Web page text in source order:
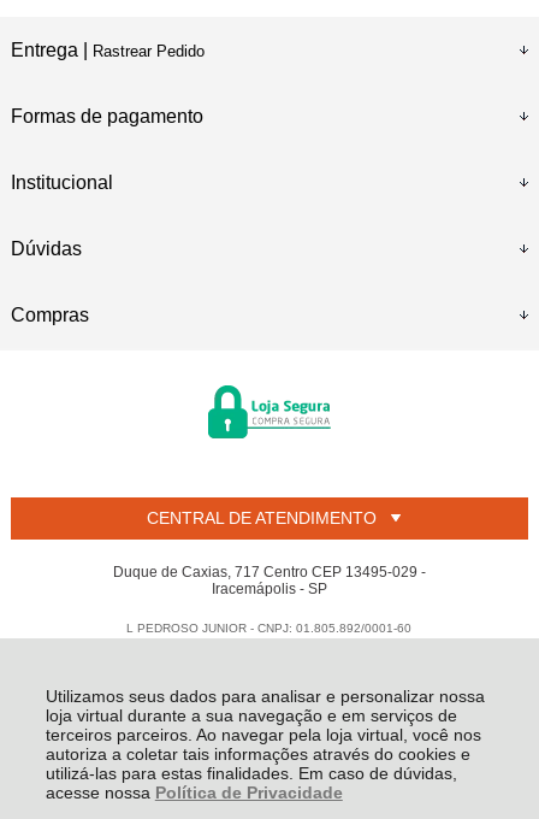
Utilizamos seus dados para analisar e personalizar nossa
loja virtual durante a sua navegação e em serviços de
terceiros parceiros. Ao navegar pela loja virtual, você nos
autoriza a coletar tais informações através do cookies e
utilizá-las para estas finalidades. Em caso de dúvidas,
acesse nossa Política de Privacidade
Entrega | Rastrear Pedido
Formas de pagamento
Institucional
Dúvidas
Compras
CENTRAL DE ATENDIMENTO
Duque de Caxias, 717 Centro CEP 13495-029 -
Iracemápolis - SP
L PEDROSO JUNIOR - CNPJ: 01.805.892/0001-60